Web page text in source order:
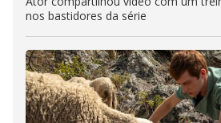
nos bastidores da série